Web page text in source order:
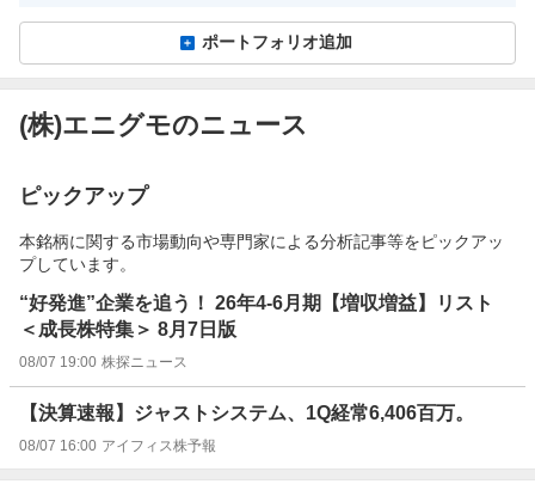
ポートフォリオ追加
(株)エニグモのニュース
ピックアップ
本銘柄に関する市場動向や専門家による分析記事等をピックアッ
プしています。
“好発進”企業を追う！ 26年4-6月期【増収増益】リスト
＜成長株特集＞ 8月7日版
08/07 19:00 株探ニュース
【決算速報】ジャストシステム、1Q経常6,406百万。
08/07 16:00 アイフィス株予報